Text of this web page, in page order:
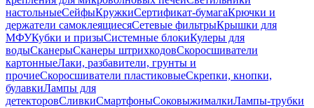
настольныеСейфыКружкиСертификат-бумагаКрючки и
держатели самоклеящиесяСетевые фильтрыКрышки для
МФУКубки и призыСистемные блокиКулеры для
водыСканерыСканеры штрихкодовСкоросшиватели
картонныеЛаки, разбавители, грунты и
прочиеСкоросшиватели пластиковыеСкрепки, кнопки,
булавкиЛампы для
детекторовСливкиСмартфоныСоковыжималкиЛампы-трубки